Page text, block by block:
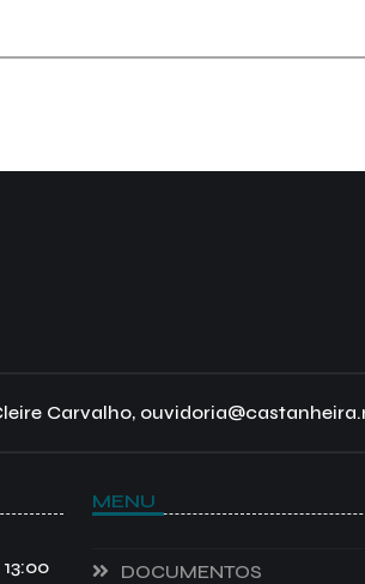
Carvalho,
MENU
DOCUMENTOS